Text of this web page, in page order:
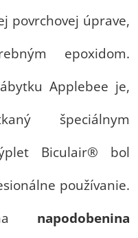
povrchovej úprave,
epoxidom.
Applebee je,
špeciálnym
Biculair® bol
používanie.
napodobenina